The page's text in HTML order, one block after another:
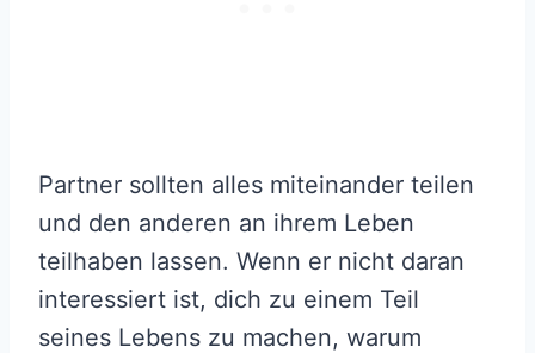
Partner sollten alles miteinander teilen
und den anderen an ihrem Leben
teilhaben lassen. Wenn er nicht daran
interessiert ist, dich zu einem Teil
seines Lebens zu machen, warum